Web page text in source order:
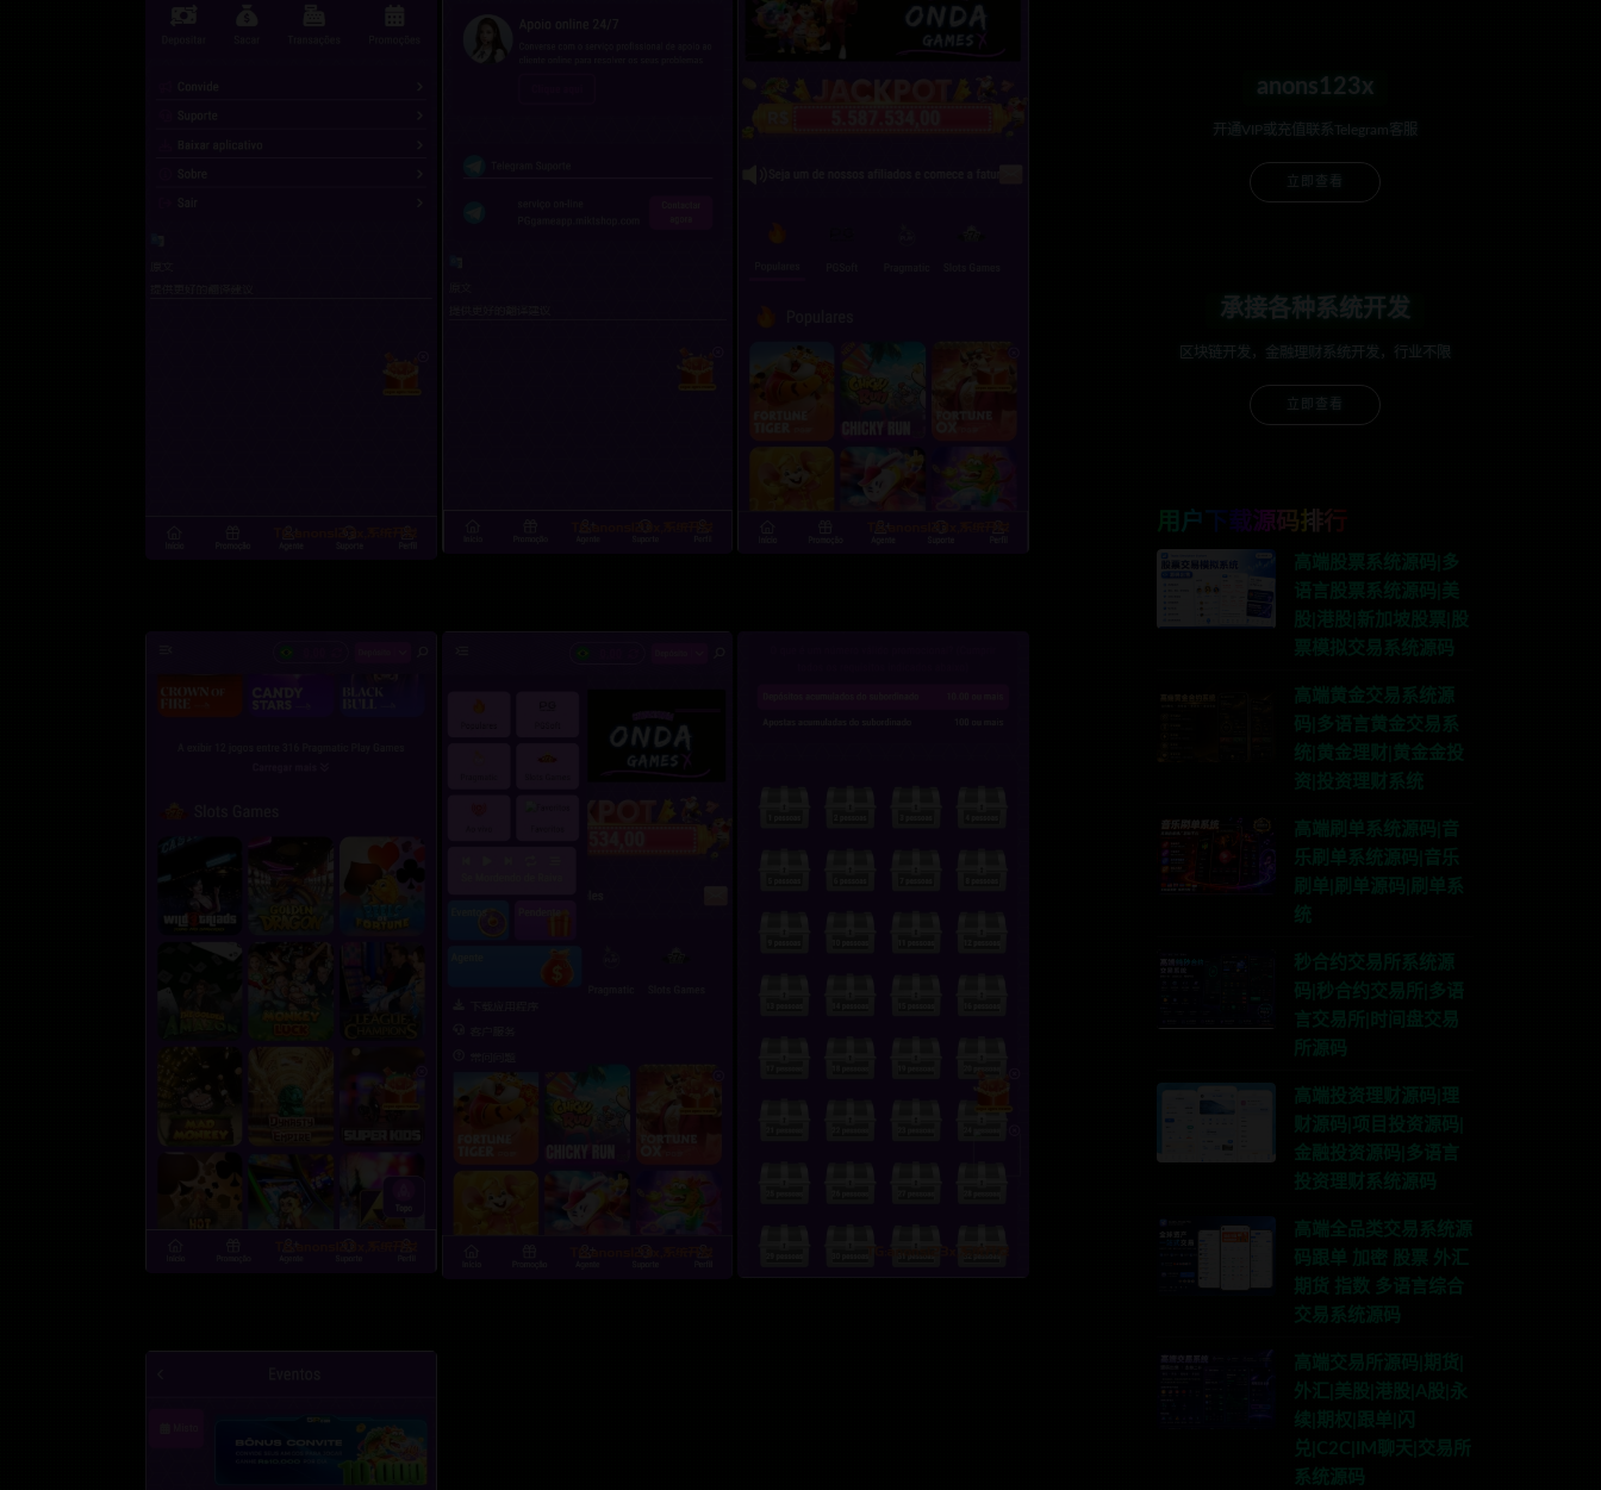
anons123x
开通VIP或充值联系Telegram客服
立即查看
承接各种系统开发
区块链开发，金融理财系统开发，行业不限
立即查看
用户下载源码排行
高端股票系统源码|多
语言股票系统源码|美
股|港股|新加坡股票|股
票模拟交易系统源码
高端黄金交易系统源
码|多语言黄金交易系
统|黄金理财|黄金金投
资|投资理财系统
高端刷单系统源码|音
乐刷单系统源码|音乐
刷单|刷单源码|刷单系
统
秒合约交易所系统源
码|秒合约交易所|多语
言交易所|时间盘交易
所源码
高端投资理财源码|理
财源码|项目投资源码|
金融投资源码|多语言
投资理财系统源码
高端全品类交易系统源
码跟单 加密 股票 外汇
期货 指数 多语言综合
交易系统源码
高端交易所源码|期货|
外汇|美股|港股|A股|永
续|期权|跟单|闪
兑|C2C|IM聊天|交易所
系统源码